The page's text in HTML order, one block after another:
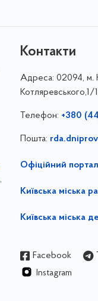
,
Контакти
Адреса: 02094, м.
Котляревського,1/1
Телефон: +380
Пошта:
Офіційний
Київська міська
Київська міська
Facebook
Instagram